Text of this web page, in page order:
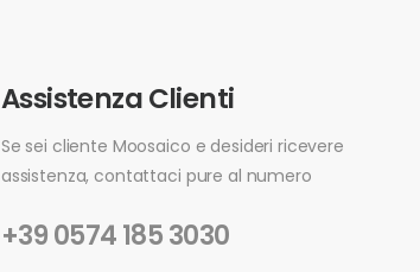
Assistenza Clienti
Se sei cliente Moosaico e desideri ricevere
assistenza, contattaci pure al numero
+39 0574 185 3030